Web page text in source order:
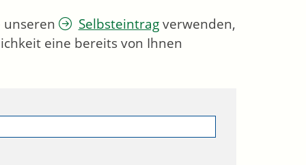
unseren Selbsteintragverwenden,
eine bereits von Ihnen